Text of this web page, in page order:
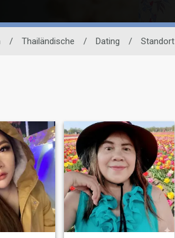
/ Thailändische / Dating / Standort